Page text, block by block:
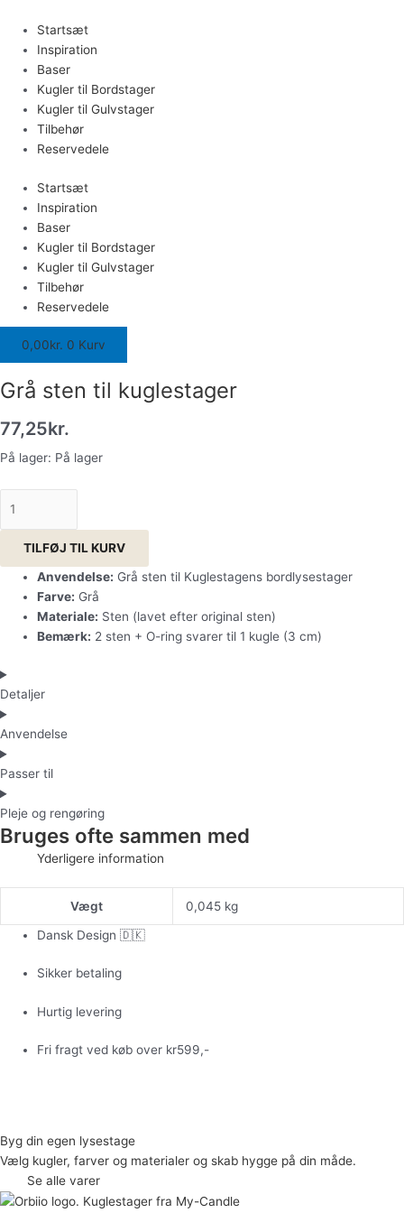
indholdet
Startsæt
Inspiration
Baser
Kugler til Bordstager
Kugler til Gulvstager
Tilbehør
Reservedele
Startsæt
Inspiration
Baser
Kugler til Bordstager
Kugler til Gulvstager
Tilbehør
Reservedele
0,00kr. 0 Kurv
Grå sten til kuglestager
77,25kr.
På lager: På lager
sten
kuglestager
antal
TILFØJ TIL KURV
Anvendelse: Grå sten til Kuglestagens bordlysestager
Farve: Grå
Materiale: Sten (lavet efter original sten)
Bemærk: 2 sten + O-ring svarer til 1 kugle (3 cm)
Detaljer
Anvendelse
Passer til
Pleje og rengøring
Bruges ofte sammen med
Yderligere information
Vægt
0,045 kg
Dansk Design 🇩🇰
Sikker betaling
Hurtig levering
Fri fragt ved køb over kr599,-
Byg din egen lysestage
Vælg kugler, farver og materialer og skab hygge på din måde.
Se alle varer